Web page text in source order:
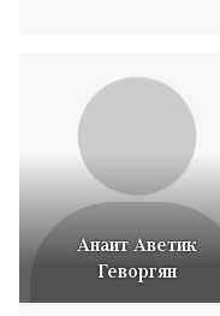
Анаит Аветик
Геворгян